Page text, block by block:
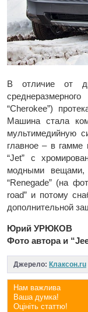
В отличие от
“Cherokee”)
Машина стала
мультимедийную
главное – в гамме
“Jet” с
модными вещами,
“Renegade” (на
road” и потому
дополнительной
Юрий УРЮКОВ
Фото автора и
Джерело: Клаксон.ru
Нам важлива
Ваша думка!
Оцініть статтю!